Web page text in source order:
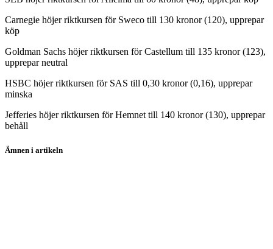
Carnegie höjer riktkursen för Sweco till 130 kronor (120), upprepar
köp
Goldman Sachs höjer riktkursen för Castellum till 135 kronor (123),
upprepar neutral
HSBC höjer riktkursen för SAS till 0,30 kronor (0,16), upprepar
minska
Jefferies höjer riktkursen för Hemnet till 140 kronor (130), upprepar
behåll
Ämnen i artikeln